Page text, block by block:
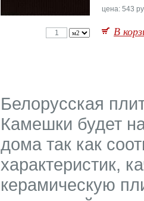
цена: 543
В
Белорусская
Камешки будет
дома так как
характеристик,
керамическую